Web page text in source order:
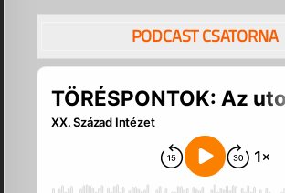
PODCAST CSATORNA